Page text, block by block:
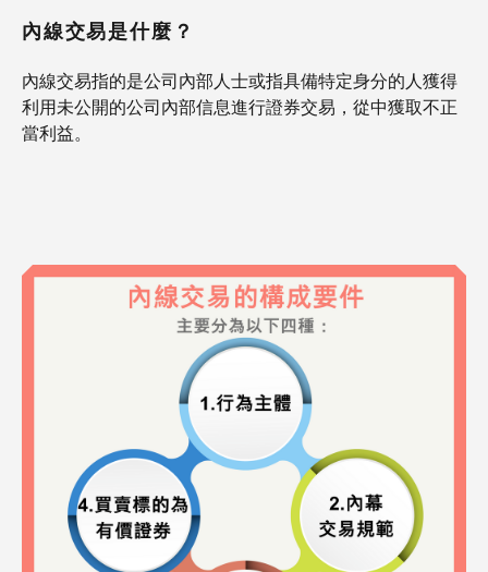
內線交易是什麼？
內線交易指的是公司內部人士或指具備特定身分的人獲得
利用未公開的公司內部信息進行證券交易，從中獲取不正
當利益。